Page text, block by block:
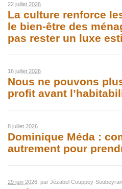
22 juillet 2026
La culture renforce
le bien-être des
pas rester un luxe
16 juillet 2026
Nous ne pouvons
profit avant
8 juillet 2026
Dominique Méda :
autrement pour
29 juin 2026 , par Jézabel Couppey-Soubeyran